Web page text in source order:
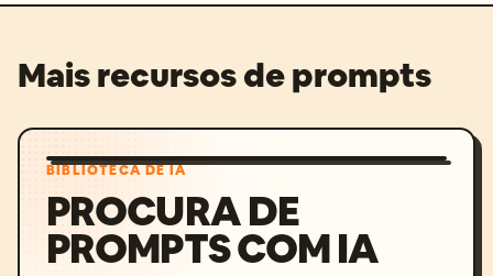
Mais recursos de prompts
BIBLIOTECA DE IA
PROCURA DE
PROMPTS COM IA